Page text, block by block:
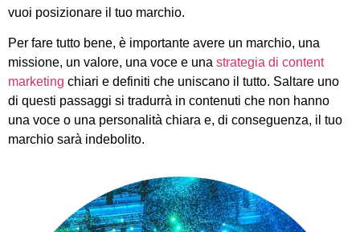
vuoi posizionare il tuo marchio.
Per fare tutto bene, è importante avere un marchio, una
missione, un valore, una voce e una strategia di content
marketing chiari e definiti che uniscano il tutto. Saltare uno
di questi passaggi si tradurrà in contenuti che non hanno
una voce o una personalità chiara e, di conseguenza, il tuo
marchio sarà indebolito.